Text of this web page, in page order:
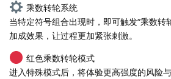
乘数转轮系统
当特定符号组合出现时，即可触发“乘数转
加成效果，让过程更加紧张刺激。
红色乘数转轮模式
进入特殊模式后，将体验更高强度的风险